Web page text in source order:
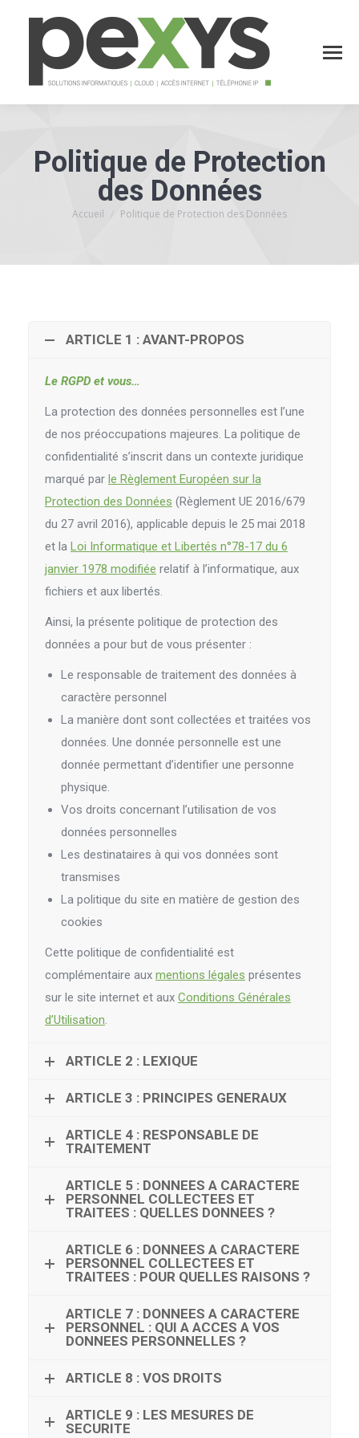
Politique de Protection
des Données
Vous êtes ici :
Accueil Politique de Protection des Données
ARTICLE 1 : AVANT-PROPOS
Le RGPD et vous…
La protection des données personnelles est l’une
de nos préoccupations majeures. La politique de
confidentialité s’inscrit dans un contexte juridique
marqué par le Règlement Européen sur la
Protection des Données (Règlement UE 2016/679
du 27 avril 2016), applicable depuis le 25 mai 2018
et la Loi Informatique et Libertés n°78-17 du 6
janvier 1978 modifiée relatif à l’informatique, aux
fichiers et aux libertés.
Ainsi, la présente politique de protection des
données a pour but de vous présenter :
Le responsable de traitement des données à
caractère personnel
La manière dont sont collectées et traitées vos
données. Une donnée personnelle est une
donnée permettant d’identifier une personne
physique.
Vos droits concernant l’utilisation de vos
données personnelles
Les destinataires à qui vos données sont
transmises
La politique du site en matière de gestion des
cookies
Cette politique de confidentialité est
complémentaire aux mentions légales présentes
sur le site internet et aux Conditions Générales
d’Utilisation.
ARTICLE 2 : LEXIQUE
ARTICLE 3 : PRINCIPES GENERAUX
ARTICLE 4 : RESPONSABLE DE
TRAITEMENT
ARTICLE 5 : DONNEES A CARACTERE
PERSONNEL COLLECTEES ET
TRAITEES : QUELLES DONNEES ?
ARTICLE 6 : DONNEES A CARACTERE
PERSONNEL COLLECTEES ET
TRAITEES : POUR QUELLES RAISONS ?
ARTICLE 7 : DONNEES A CARACTERE
PERSONNEL : QUI A ACCES A VOS
DONNEES PERSONNELLES ?
ARTICLE 8 : VOS DROITS
ARTICLE 9 : LES MESURES DE
SECURITE